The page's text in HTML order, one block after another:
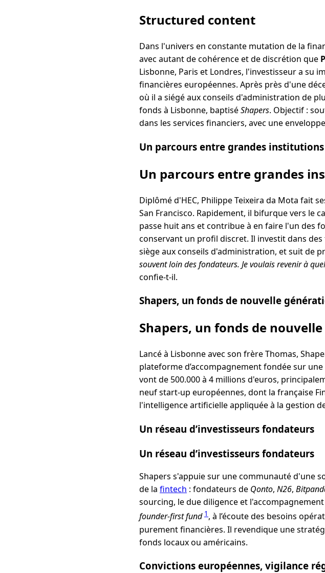
Structured content
Dans l'univers en constante mutation de la
avec autant de cohérence et de discrétion que
Lisbonne, Paris et Londres, l'investisseur a su
financières européennes. Après près d'une
où il a siégé aux conseils d'administration de
fonds à Lisbonne, baptiséShapers. Objectif :
dans les services financiers, avec une
Un parcours entre grandes
Un parcours entre grandes
Diplômé d'HEC, Philippe Teixeira da Mota fait
San Francisco. Rapidement, il bifurque vers le
passe huit ans et contribue à en faire l'un des
conservant un profil discret. Il investit dans
siège aux conseils d'administration, et suit de
souvent loin des fondateurs. Je voulais revenir à
confie-t-il.
Shapers, un fonds de nouvelle
Shapers, un fonds de
Lancé à Lisbonne avec son frère Thomas,
plateforme d’accompagnement fondée sur
vont de 500.000 à 4 millions d'euros,
neuf start-up européennes, dont la française
l'intelligence artificielle appliquée à la gestion
Un réseau d’investisseurs fondateurs
Un réseau d’investisseurs fondateurs
Shapers s'appuie sur une communauté d'une
de la fintech : fondateurs de Qonto, N26,
sourcing, le due diligence et
founder-first fund 1 , à l’écoute des besoins
purement financières. Il revendique une
fonds locaux ou américains.
Convictions européennes, vigilance